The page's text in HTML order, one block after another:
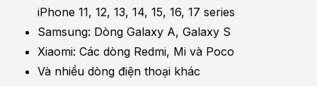
iPhone 11, 12, 13, 14, 15, 16, 17 series
Samsung: Dòng Galaxy A, Galaxy S
Xiaomi: Các dòng Redmi, Mi và Poco
Và nhiều dòng điện thoại khác